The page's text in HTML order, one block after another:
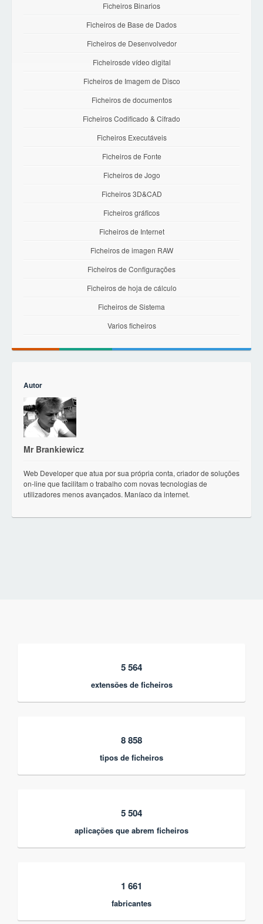
Ficheiros Binarios
Ficheiros de Base de Dados
Ficheiros de Desenvolvedor
Ficheirosde vídeo digital
Ficheiros de Imagem de Disco
Ficheiros de documentos
Ficheiros Codificado & Cifrado
Ficheiros Executáveis
Ficheiros de Fonte
Ficheiros de Jogo
Ficheiros 3D&CAD
Ficheiros gráficos
Ficheiros de Internet
Ficheiros de imagen RAW
Ficheiros de Configurações
Ficheiros de hoja de cálculo
Ficheiros de Sistema
Varios ficheiros
Autor
Mr Brankiewicz
Web Developer que atua por sua própria conta, criador de soluções
on-line que facilitam o trabalho com novas tecnologias de
utilizadores menos avançados. Maníaco da internet.
5 564
extensões de ficheiros
8 858
tipos de ficheiros
5 504
aplicações que abrem ficheiros
1 661
fabricantes